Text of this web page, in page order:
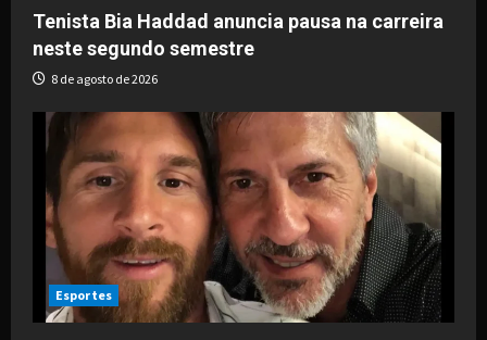
o
n
Tenista Bia Haddad anuncia pausa na carreira
neste segundo semestre
8 de agosto de 2026
Esportes